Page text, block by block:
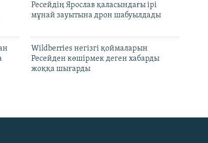
Ресейдің Ярослав қаласындағы ірі
мұнай зауытына дрон шабуылдады
Wildberries негізгі қоймаларын
Ресейден көшірмек деген хабарды
жоққа шығарды